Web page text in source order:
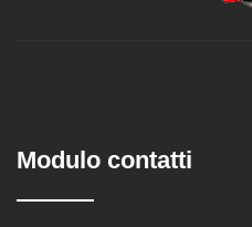
Modulo contatti